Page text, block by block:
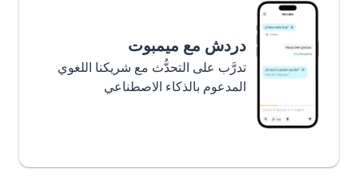
دردش مع ميمبوت
تدرَّب على التحدُّث مع شريكنا اللغوي
المدعوم بالذكاء الاصطناعي